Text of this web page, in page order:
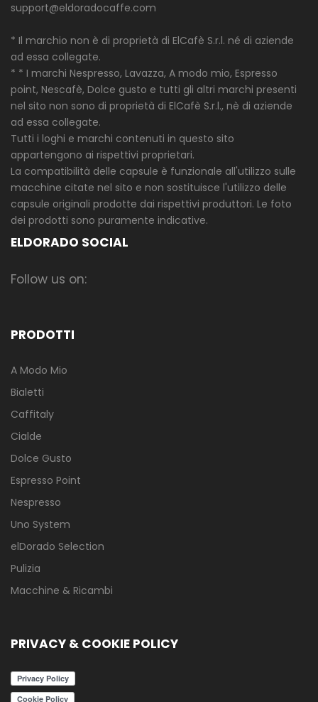
support@eldoradocaffe.com
* Il marchio non è di proprietà di ElCafè S.r.l. né di aziende
ad essa collegate.
* * I marchi Nespresso, Lavazza, A modo mio, Espresso
point, Nescafè, Dolce gusto e tutti gli altri marchi presenti
nel sito non sono di proprietà di ElCafè S.r.l., nè di aziende
ad essa collegate.
Tutti i loghi e marchi contenuti in questo sito
appartengono ai rispettivi proprietari.
La compatibilità delle capsule è funzionale all'utilizzo sulle
macchine citate nel sito e non sostituisce l'utilizzo delle
capsule originali prodotte dai rispettivi produttori. Le foto
dei prodotti sono puramente indicative.
ELDORADO SOCIAL
Follow us on:
PRODOTTI
A Modo Mio
Bialetti
Caffitaly
Cialde
Dolce Gusto
Espresso Point
Nespresso
Uno System
elDorado Selection
Pulizia
Macchine & Ricambi
PRIVACY & COOKIE POLICY